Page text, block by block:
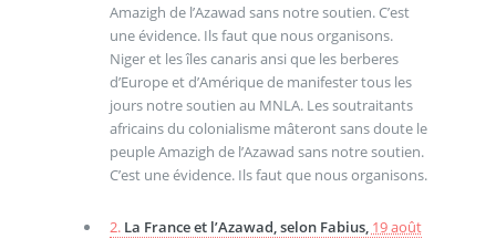
Amazigh de l’Azawad sans notre soutien. C’est
une évidence. Ils faut que nous organisons.
Niger et les îles canaris ansi que les berberes
d’Europe et d’Amérique de manifester tous les
jours notre soutien au MNLA. Les soutraitants
africains du colonialisme mâteront sans doute le
peuple Amazigh de l’Azawad sans notre soutien.
C’est une évidence. Ils faut que nous organisons.
2. La France et l’Azawad, selon Fabius, 19 août